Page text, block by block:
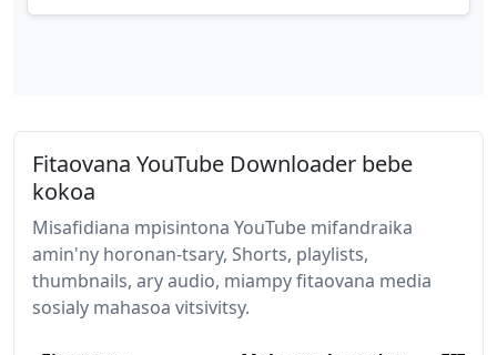
Fitaovana YouTube Downloader bebe
kokoa
Misafidiana mpisintona YouTube mifandraika
amin'ny horonan-tsary, Shorts, playlists,
thumbnails, ary audio, miampy fitaovana media
sosialy mahasoa vitsivitsy.